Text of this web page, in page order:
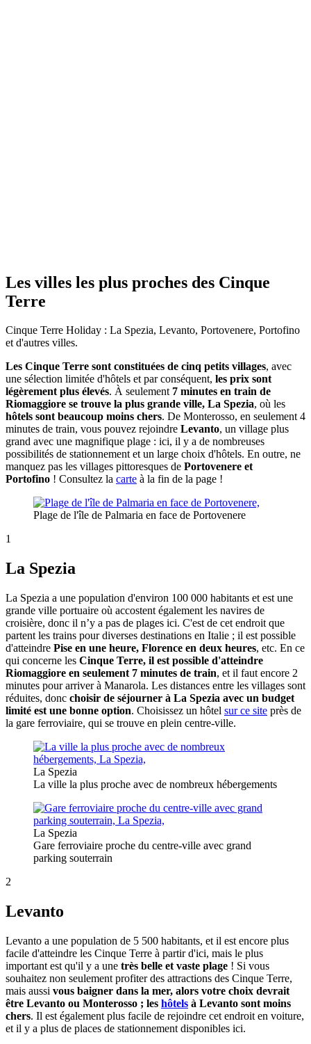
Les villes les plus proches des Cinque
Terre
Cinque Terre Holiday : La Spezia, Levanto, Portovenere, Portofino
et d'autres villes.
Les Cinque Terre sont constituées de cinq petits villages, avec
une sélection limitée d'hôtels et par conséquent, les prix sont
légèrement plus élevés. À seulement 7 minutes en train de
Riomaggiore se trouve la plus grande ville, La Spezia, où les
hôtels sont beaucoup moins chers. De Monterosso, en seulement 4
minutes de train, vous pouvez rejoindre Levanto, un village plus
grand avec une magnifique plage : ici, il y a de nombreuses
possibilités de stationnement et un large choix d'hôtels. En outre, ne
manquez pas les villages pittoresques de Portovenere et
Portofino ! Consultez la carte à la fin de la page !
Plage de l'île de Palmaria en face de Portovenere
1
La Spezia
La Spezia a une population d'environ 100 000 habitants et est une
grande ville portuaire où accostent également les navires de
croisière, donc il n’y a pas de plages ici. C'est de cet endroit que
partent les trains pour diverses destinations en Italie ; il est possible
d'atteindre Pise en une heure, Florence en deux heures, etc. En ce
qui concerne les Cinque Terre, il est possible d'atteindre
Riomaggiore en seulement 7 minutes de train, et il faut encore 2
minutes pour arriver à Manarola. Les distances entre les villages sont
réduites, donc choisir de séjourner à La Spezia avec un budget
limité est une bonne option. Choisissez un hôtel sur ce site près de
la gare ferroviaire, qui se trouve en plein centre-ville.
La Spezia
La ville la plus proche avec de nombreux hébergements
La Spezia
Gare ferroviaire proche du centre-ville avec grand
parking souterrain
2
Levanto
Levanto a une population de 5 500 habitants, et il est encore plus
facile d'atteindre les Cinque Terre à partir d'ici, mais le plus
important est qu'il y a une très belle et vaste plage ! Si vous
souhaitez non seulement profiter des attractions des Cinque Terre,
mais aussi vous baigner dans la mer, alors votre choix devrait
être Levanto ou Monterosso ; les hôtels à Levanto sont moins
chers. Il est également plus facile de rejoindre cet endroit en voiture,
et il y a plus de places de stationnement disponibles ici.